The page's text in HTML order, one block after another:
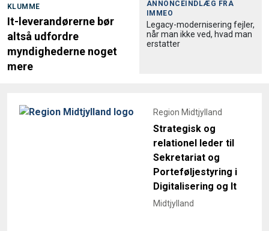
KLUMME
It-leverandørerne bør
altså udfordre
myndighederne noget
mere
ANNONCEINDLÆG FRA
IMMEO
Legacy-modernisering fejler,
når man ikke ved, hvad man
erstatter
Region Midtjylland
Strategisk og
relationel leder til
Sekretariat og
Porteføljestyring i
Digitalisering og It
Midtjylland